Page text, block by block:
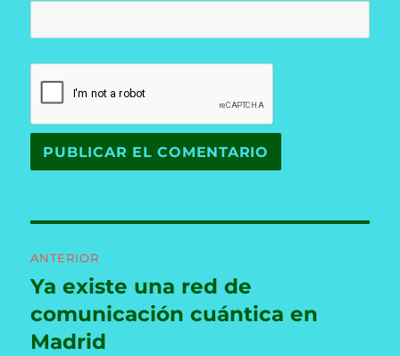
de
entradas
ANTERIOR
Entrada
anterior:
Ya existe una red de
comunicación cuántica en
Madrid